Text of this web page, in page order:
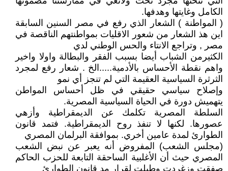
الكامل وغايتها وهدفها.
( المواطنة ) الشعار الذي رفع في مصر السنين السابقة
اين هذ الشعار من شعور الاقليات بمواطنتهم الناقصة في
مصر , وتراجع الانتاء والحس الوطني لدي
الكثيرمن الشباب أيضا بسبب الفقر والبطالة واولا واخير
واهم نقطة الأحساس بالأدمية.....الخ . شعار رفع لمجرد
الثرثرة السياسية العقيمة التي لم تنجز أي نمو
وإصلاح سياسي حقيقي في ظل أحساس المواطن
يتهميش دورة في الحياة السياسية المصرية.
السلطة المصرية تكلمك عن الديمقراطية وأزهي
عصورها. لكنها لا تنفذ روح الديمقراطية. فتمد قانون
الطوارئ لمدة عامين أخري. بموافقة البرلمان المصري
(مجلس الشعب) المفروض أنه يعبر عن نبض الشعب
المصري حيث أن الأغلبية الساحقة التابعة للحزب الحاكم
صفقت وزغردت وطبلت لقرار مد قانون الطوارئ